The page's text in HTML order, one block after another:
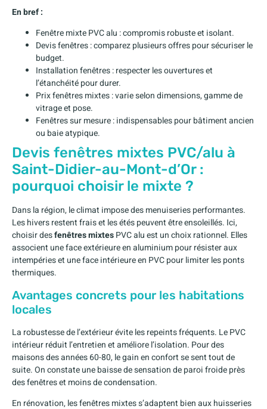
En bref :
Fenêtre mixte PVC alu : compromis robuste et isolant.
Devis fenêtres : comparez plusieurs offres pour sécuriser le
budget.
Installation fenêtres : respecter les ouvertures et
l’étanchéité pour durer.
Prix fenêtres mixtes : varie selon dimensions, gamme de
vitrage et pose.
Fenêtres sur mesure : indispensables pour bâtiment ancien
ou baie atypique.
Devis fenêtres mixtes PVC/alu à
Saint-Didier-au-Mont-d’Or :
pourquoi choisir le mixte ?
Dans la région, le climat impose des menuiseries performantes.
Les hivers restent frais et les étés peuvent être ensoleillés. Ici,
choisir desfenêtres mixtesPVC alu est un choix rationnel. Elles
associent une face extérieure en aluminium pour résister aux
intempéries et une face intérieure en PVC pour limiter les ponts
thermiques.
Avantages concrets pour les habitations
locales
La robustesse de l’extérieur évite les repeints fréquents. Le PVC
intérieur réduit l’entretien et améliore l’isolation. Pour des
maisons des années 60-80, le gain en confort se sent tout de
suite. On constate une baisse de sensation de paroi froide près
des fenêtres et moins de condensation.
En rénovation, les fenêtres mixtes s’adaptent bien aux huisseries